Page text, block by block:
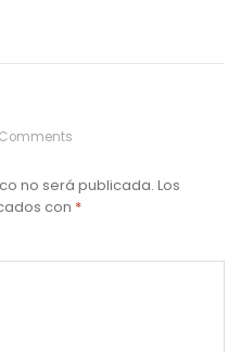
no será publicada. Los
con *